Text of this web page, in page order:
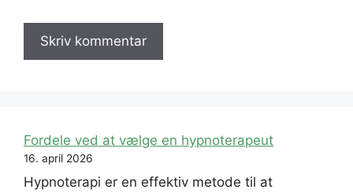
Fordele ved at vælge en hypnoterapeut
16. april 2026
Hypnoterapi er en effektiv metode til at